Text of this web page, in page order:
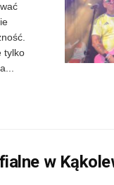
tylko
w